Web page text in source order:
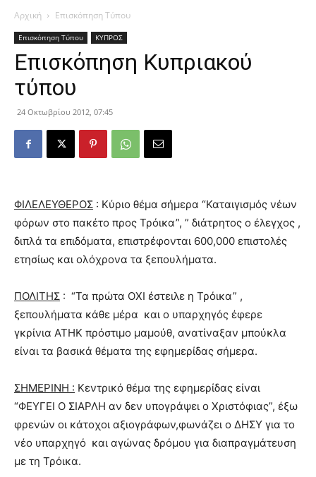
Αρχική Επισκόπηση Τύπου
Επισκόπηση Τύπου ΚΥΠΡΟΣ
Επισκόπηση Κυπριακού
τύπου
24 Οκτωβρίου 2012, 07:45
ΦΙΛΕΛΕΥΘΕΡΟΣ : Κύριο θέμα σήμερα “Καταιγισμός νέων
φόρων στο πακέτο προς Τρόικα”, ” διάτρητος ο έλεγχος ,
διπλά τα επιδόματα, επιστρέφονται 600,000 επιστολές
ετησίως και ολόχρονα τα ξεπουλήματα.
ΠΟΛΙΤΗΣ : “Τα πρώτα ΟΧΙ έστειλε η Τρόικα” ,
ξεπουλήματα κάθε μέρα και ο υπαρχηγός έφερε
γκρίνια ΑΤΗΚ πρόστιμο μαμούθ, ανατίναξαν μπούκλα
είναι τα βασικά θέματα της εφημερίδας σήμερα.
ΣΗΜΕΡΙΝΗ : Κεντρικό θέμα της εφημερίδας είναι
“ΦΕΥΓΕΙ Ο ΣΙΑΡΛΗ αν δεν υπογράψει ο Χριστόφιας”, έξω
φρενών οι κάτοχοι αξιογράφων,φωνάζει ο ΔΗΣΥ για το
νέο υπαρχηγό και αγώνας δρόμου για διαπραγμάτευση
με τη Τρόικα.